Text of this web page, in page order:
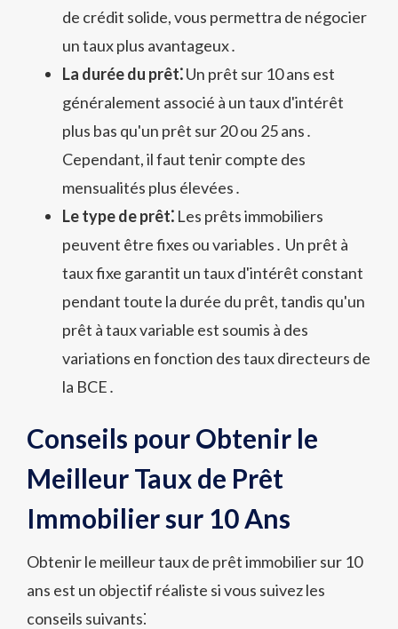
de crédit solide, vous permettra de négocier
un taux plus avantageux․
La durée du prêt⁚Un prêt sur 10 ans est
généralement associé à un taux d'intérêt
plus bas qu'un prêt sur 20 ou 25 ans․
Cependant, il faut tenir compte des
mensualités plus élevées․
Le type de prêt⁚ Les prêts immobiliers
peuvent être fixes ou variables․ Un prêt à
taux fixe garantit un taux d'intérêt constant
pendant toute la durée du prêt, tandis qu'un
prêt à taux variable est soumis à des
variations en fonction des taux directeurs de
la BCE․
Conseils pour Obtenir le
Meilleur Taux de Prêt
Immobilier sur 10 Ans
Obtenir le meilleur taux de prêt immobilier sur 10
ans est un objectif réaliste si vous suivez les
conseils suivants⁚